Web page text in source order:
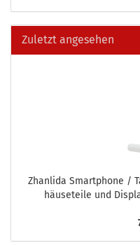
Zuletzt angesehen
Zhan­li­da Smart­pho­ne /
häu­se­tei­le und